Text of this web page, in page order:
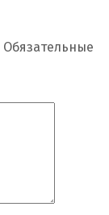
Обязательные